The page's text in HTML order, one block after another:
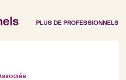
PLUS DE PROFESSIONNELS